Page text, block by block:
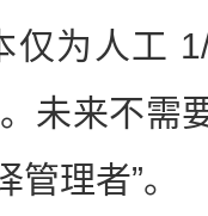
仅为人工
未来不需
理者”。